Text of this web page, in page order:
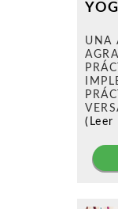
UNA
(Leer